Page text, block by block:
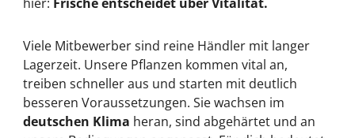
Viele Mitbewerber sind reine Händler mit langer
Lagerzeit. Unsere Pflanzen kommen vital an,
treiben schneller aus und starten mit deutlich
besseren Voraussetzungen. Sie wachsen im
deutschen Klima heran, sind abgehärtet und an